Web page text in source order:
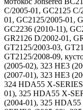
C/2005-01, GC2125
01, GC2125/2005-01,
GC2236 (2010-11),
GR2126 D/2002-01,
GT2125/2003-03,
GT2125/2008-09,
(2005-02), 323 HE3
(2007-01), 323 HE3
324 HDA55 X-
01), 325 HDA55 X-
(2004-01), 325